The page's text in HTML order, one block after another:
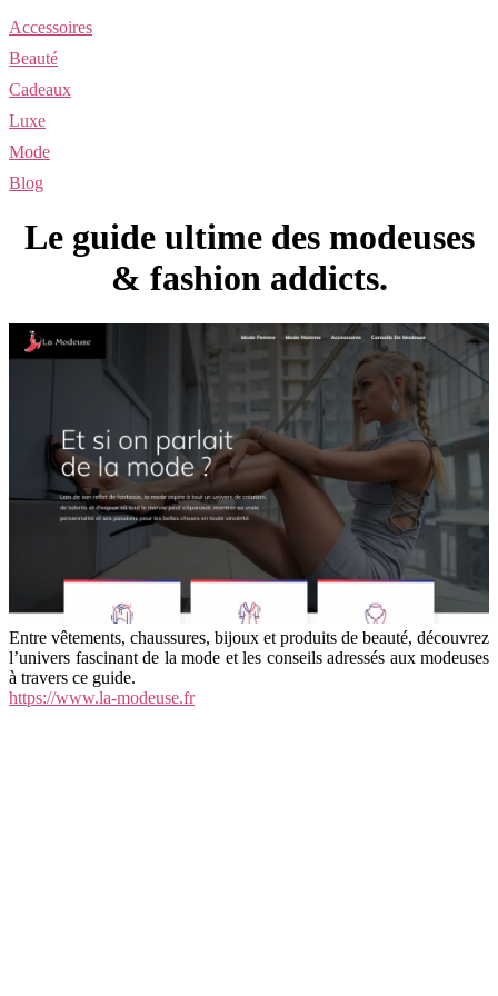
Accessoires
Beauté
Cadeaux
Luxe
Mode
Blog
Le guide ultime des modeuses
& fashion addicts.
Entre vêtements, chaussures, bijoux et produits de beauté, découvrez
l’univers fascinant de la mode et les conseils adressés aux modeuses
à travers ce guide.
https://www.la-modeuse.fr